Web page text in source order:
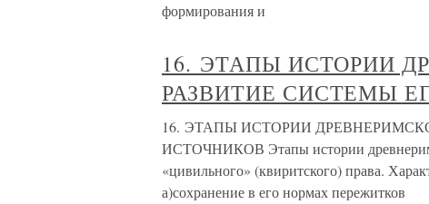
формирования и
16. ЭТАПЫ ИСТОРИИ
РАЗВИТИЕ СИСТЕМЫ
16. ЭТАПЫ ИСТОРИИ
ИСТОЧНИКОВ Этапы истории
«цивильного» (квиритского) права.
а)сохранение в его нормах пережитков